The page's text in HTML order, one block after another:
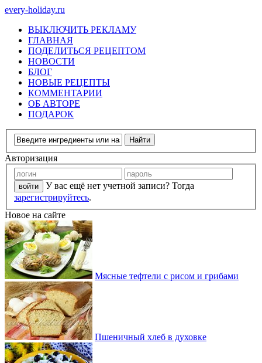
every-holiday.ru
ВЫКЛЮЧИТЬ РЕКЛАМУ
ГЛАВНАЯ
ПОДЕЛИТЬСЯ РЕЦЕПТОМ
НОВОСТИ
БЛОГ
НОВЫЕ РЕЦЕПТЫ
КОММЕНТАРИИ
ОБ АВТОРЕ
ПОДАРОК
Авторизация
У вас ещё нет учетной записи? Тогда
зарегистрируйтесь.
Новое на сайте
Мясные тефтели с рисом и грибами
Пшеничный хлеб в духовке